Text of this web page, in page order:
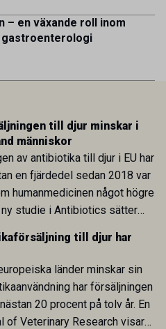
– en växande roll inom
till djur minskar i
människor
av antibiotika till djur i EU har
en fjärdedel sedan 2018 var
humanmedicinen något högre
ny studie i Antibiotics sätter
båda sektorerna sida vid
obalans i EU:s One Health-
till djur har
länder minskar sin
har försäljningen
20 procent på tolv år. En
of Veterinary Research visar